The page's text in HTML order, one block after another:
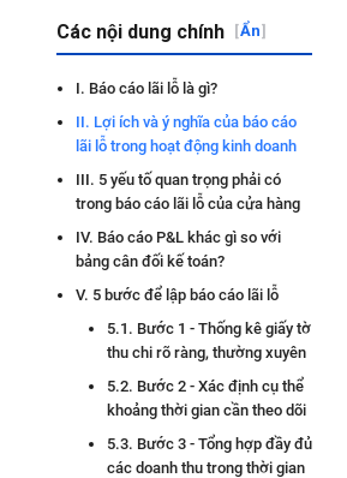
Các nội dung chính [Ẩn]
I. Báo cáo lãi lỗ là gì?
II. Lợi ích và ý nghĩa của báo cáo
lãi lỗ trong hoạt động kinh doanh
III. 5 yếu tố quan trọng phải có
trong báo cáo lãi lỗ của cửa hàng
IV. Báo cáo P&L khác gì so với
bảng cân đối kế toán?
V. 5 bước để lập báo cáo lãi lỗ
5.1. Bước 1 - Thống kê giấy tờ
thu chi rõ ràng, thường xuyên
5.2. Bước 2 - Xác định cụ thể
khoảng thời gian cần theo dõi
5.3. Bước 3 - Tổng hợp đầy đủ
các doanh thu trong thời gian